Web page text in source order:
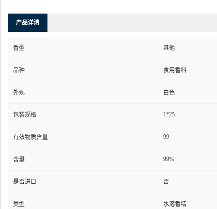
产品详请
香型 其他
品种 食用香料
外观 白色
包装规格 1*25
有效物质含量 99
含量 99%
是否进口 否
类型 水溶香精